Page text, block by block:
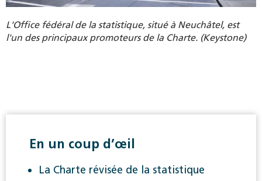
L'Office fédéral de la statistique, situé à Neuchâtel, est
l'un des principaux promoteurs de la Charte. (Keystone)
En un coup d’œil
La Charte révisée de la statistique